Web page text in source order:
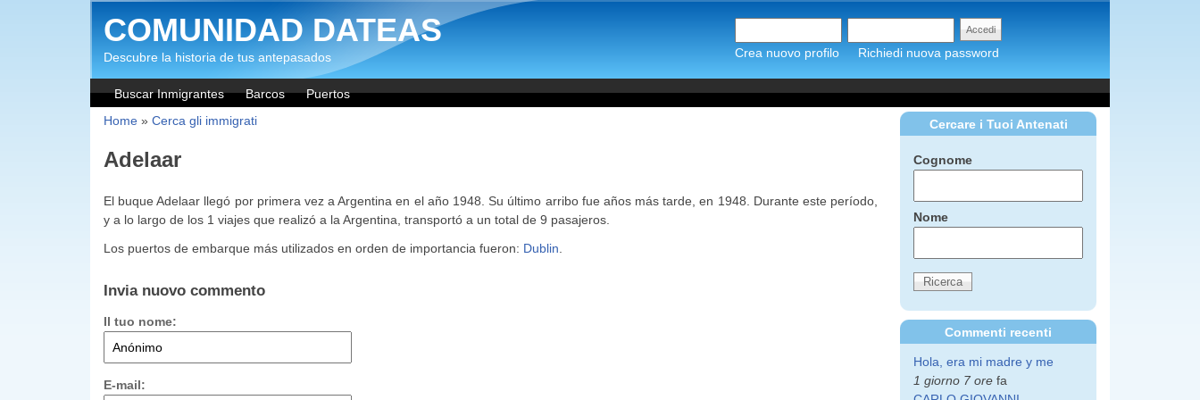
Salta al contenuto principale
Crea nuovo profilo Richiedi nuova password
COMUNIDAD DATEAS
Descubre la historia de tus antepasados
Buscar Inmigrantes Barcos
Puertos
Home» Cerca gli immigrati
Adelaar
El buque Adelaar llegó por primera vez a Argentina en el año 1948. Su último arribo fue años más tarde, en 1948. Durante este período,
y a lo largo de los 1 viajes que realizó a la Argentina, transportó a un total de 9 pasajeros.
Los puertos de embarque más utilizados en orden de importancia fueron: Dublin.
Invia nuovo commento
Il tuo nome:
E-mail:
Cercare i Tuoi Antenati
Cognome
Nome
Commenti recenti
Hola, era mi madre y me
1 giorno 7 ore fa